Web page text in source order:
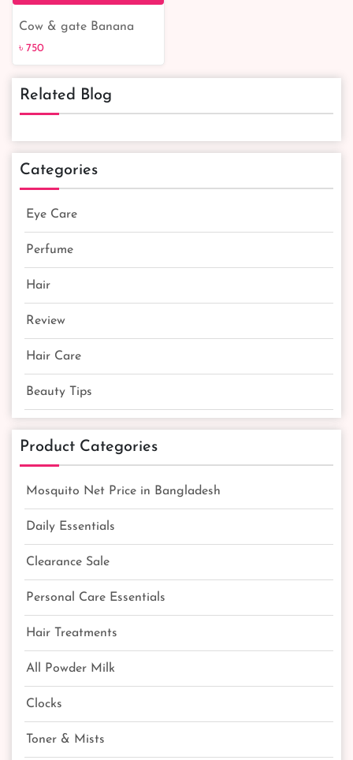
Cow & gate Banana
Porridge 125 gm
৳ 750
Related Blog
Categories
Eye Care
Perfume
Hair
Review
Hair Care
Beauty Tips
Product Categories
Mosquito Net Price in Bangladesh
Daily Essentials
Clearance Sale
Personal Care Essentials
Hair Treatments
All Powder Milk
Clocks
Toner & Mists